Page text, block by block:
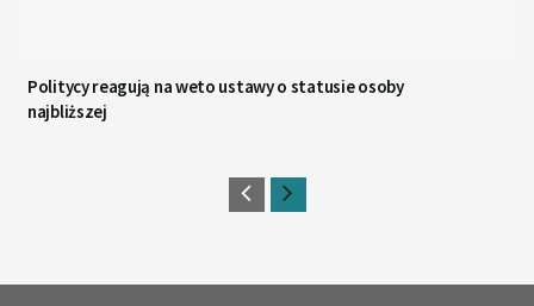
Politycy reagują na weto ustawy o statusie osoby
najbliższej